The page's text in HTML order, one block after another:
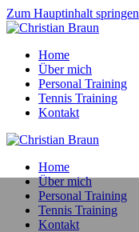
Zum Hauptinhalt springen
Home
Über mich
Personal Training
Tennis Training
Kontakt
Home
Über mich
Personal Training
Tennis Training
Kontakt